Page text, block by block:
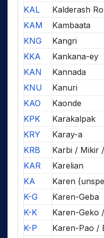
KAL
Kalderash
KAM
Kambaata
KNG
Kangri
KKA
Kankana-ey
KAN
Kannada
KNU
Kanuri
KAO
Kaonde
KPK
Karakalpak
KRY
Karay-a
KRB
Karbi / Mikir
KAR
Karelian
KA
Karen
K-G
Karen-Geba
K-K
Karen-Geko
K-P
Karen-Pao /